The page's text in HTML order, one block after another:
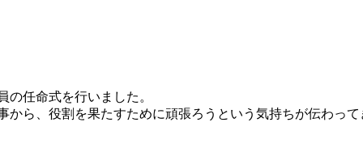
任命式を行いました。
から、役割を果たすために頑張ろうという気持ちが伝わっ